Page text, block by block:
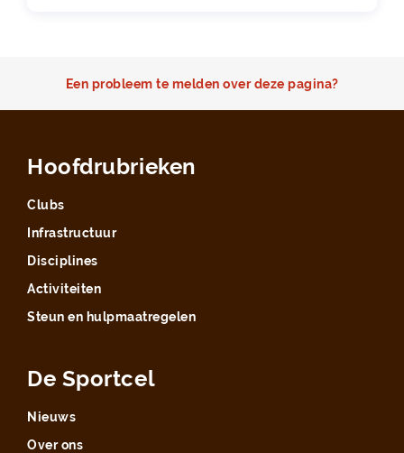
Een probleem te melden over deze pagina?
Hoofdrubrieken
Clubs
Infrastructuur
Disciplines
Activiteiten
Steun en hulpmaatregelen
De Sportcel
Nieuws
Over ons